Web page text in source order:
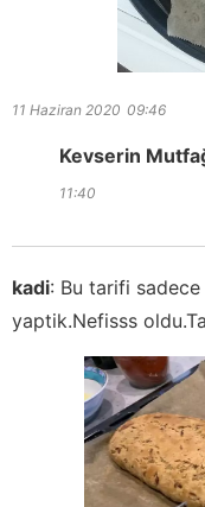
11 Haziran 2020 09:46
Kevserin
11:40
kadi: Bu tarifi
yaptik.Nefisss